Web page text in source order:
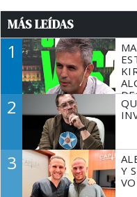
MÁS LEÍDAS
1
2
3
Y